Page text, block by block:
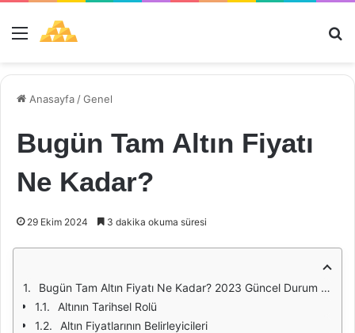
Menü
Anasayfa /Genel
Bugün Tam Altın Fiyatı
Ne Kadar?
29 Ekim 2024 3 dakika okuma süresi
Bugün Tam Altın Fiyatı Ne Kadar? 2023 Güncel Durum ve Analiz
Altının Tarihsel Rolü
Altın Fiyatlarının Belirleyicileri